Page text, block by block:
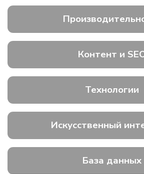
Контент и
Технологии
Искусственный
База данных